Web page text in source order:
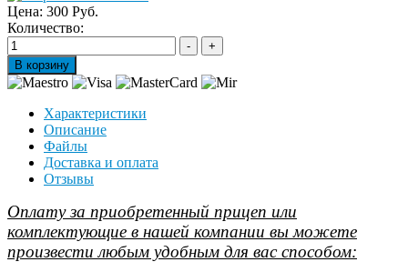
Цена: 300 Руб.
Количество:
Характеристики
Описание
Файлы
Доставка и оплата
Отзывы
Оплату за приобретенный прицеп или
комплектующие в нашей компании вы можете
произвести любым удобным для вас способом: